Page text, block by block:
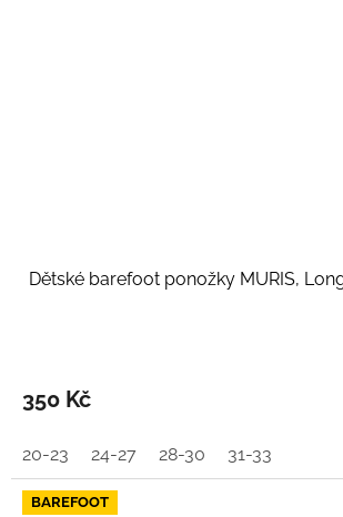
Dětské barefoot ponožky MURIS,
350 Kč
20-23 24-27 28-30 31-33
BAREFOOT